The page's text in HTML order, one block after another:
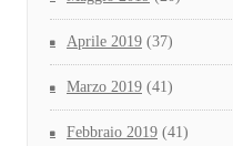
Aprile 2019 (37)
Marzo 2019 (41)
Febbraio 2019 (41)